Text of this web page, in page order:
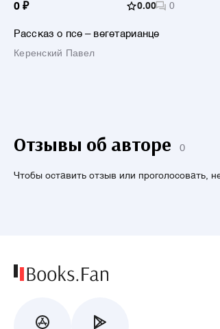
0 ₽ 0.00 0
Рассказ о псе – вегетарианце
Керенский Павел
Отзывы об авторе 0
Чтобы оставить отзыв или проголосовать,